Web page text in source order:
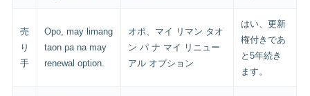
売
り
手
Opo, may limang
taon pa na may
renewal option.
オポ、マイ リマン タオ
ン パ ナ マイ リニュー
アル オプション
はい、更新
権付きであ
と5年続き
ます。